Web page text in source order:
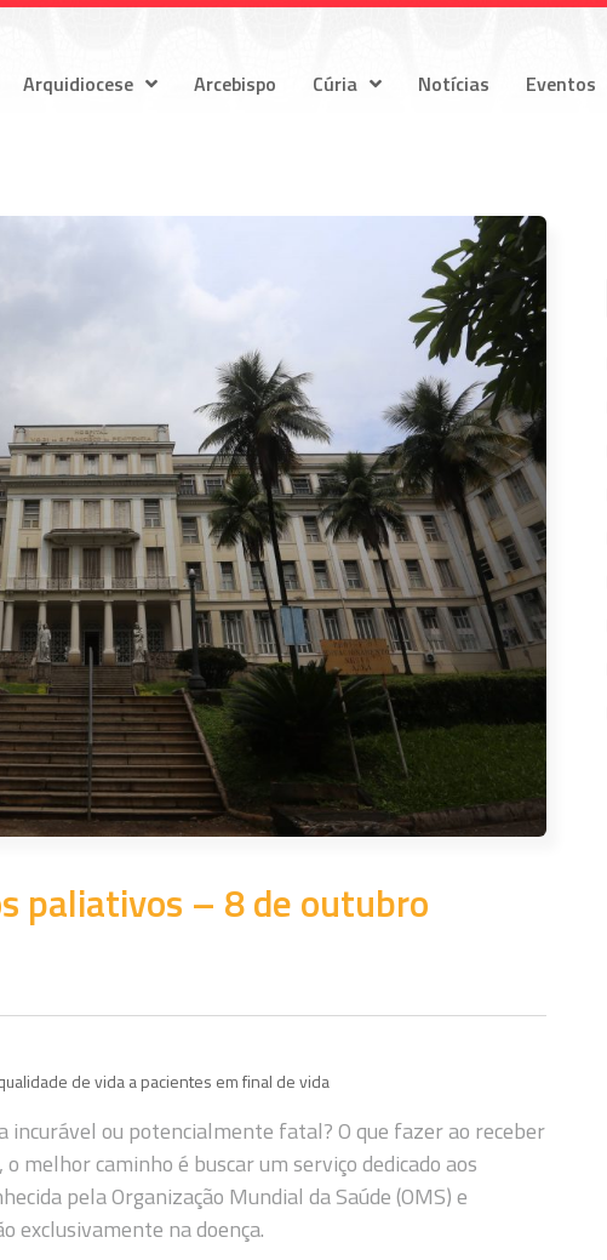
Arquidiocese Arcebispo Cúria Notícias Eventos
paliativos – 8 de outubro
de vida a pacientes em final de vida
incurável ou potencialmente fatal? O que fazer ao receber
melhor caminho é buscar um serviço dedicado aos
pela Organização Mundial da Saúde (OMS) e
exclusivamente na doença.